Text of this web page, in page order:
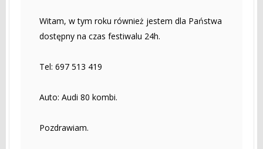
Witam, w tym roku również jestem dla Państwa
dostępny na czas festiwalu 24h.
Tel: 697 513 419
Auto: Audi 80 kombi.
Pozdrawiam.